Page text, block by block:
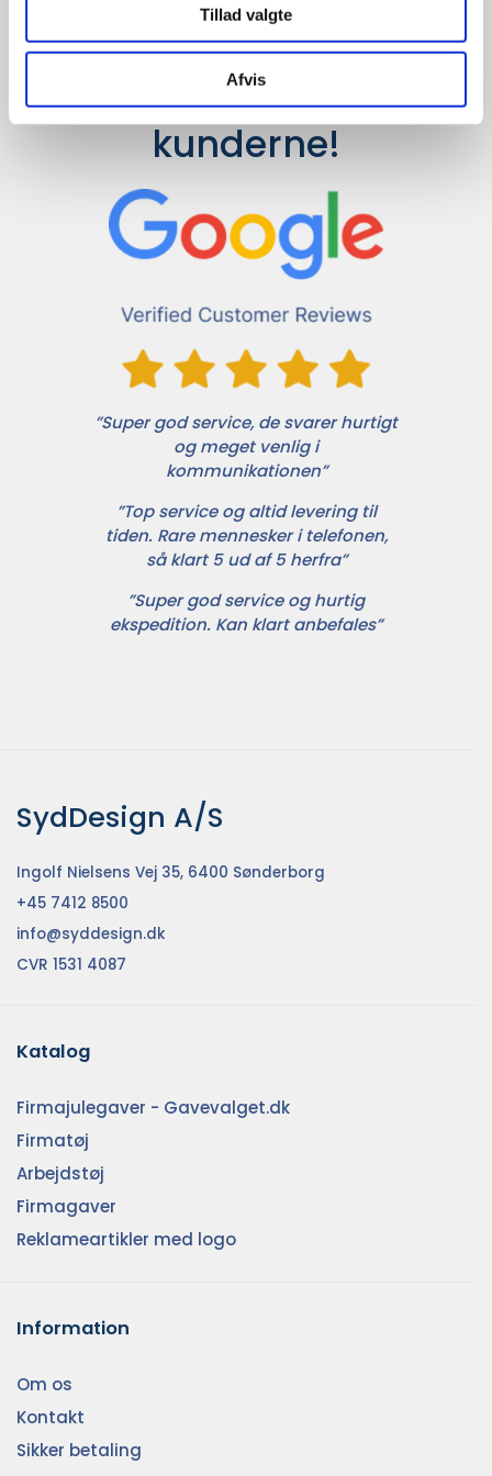
Tillad valgte
Afvis
Det siger
kunderne!
”Super god service, de svarer hurtigt
og meget venlig i
kommunikationen”
”Top service og altid levering til
tiden. Rare mennesker i telefonen,
så klart 5 ud af 5 herfra”
”Super god service og hurtig
ekspedition. Kan klart anbefales”
SydDesign A/S
Ingolf Nielsens Vej 35, 6400 Sønderborg
+45 7412 8500
info@syddesign.dk
CVR 1531 4087
Katalog
Firmajulegaver - Gavevalget.dk
Firmatøj
Arbejdstøj
Firmagaver
Reklameartikler med logo
Information
Om os
Kontakt
Sikker betaling